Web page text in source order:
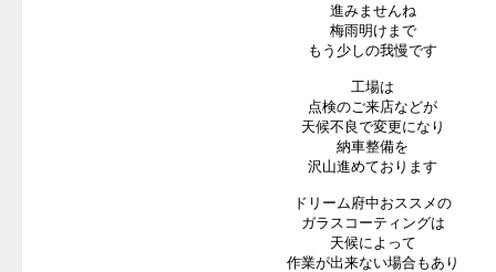
進みませんね
梅雨明けまで
もう少しの我慢です
工場は
点検のご来店などが
天候不良で変更になり
納車整備を
沢山進めております
ドリーム府中おススメの
ガラスコーティングは
天候によって
作業が出来ない場合もあり